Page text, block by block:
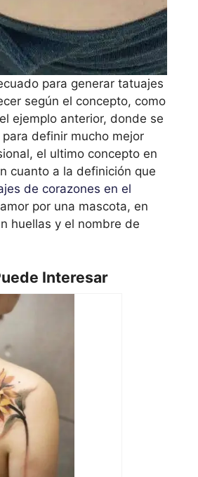
para generar tatuajes
según el concepto, como
ejemplo anterior, donde se
definir mucho mejor
el ultimo concepto en
cuanto a la definición que
de corazones en el
por una mascota, en
huellas y el nombre de
Interesar